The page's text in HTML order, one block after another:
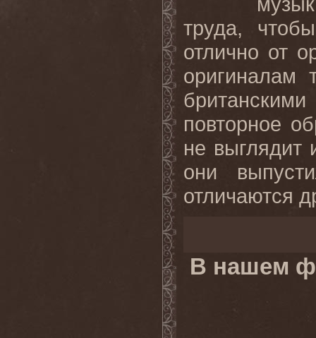
труда,
отлично от
оригиналам
повторное
не выглядит
они
отличаются
В нашем